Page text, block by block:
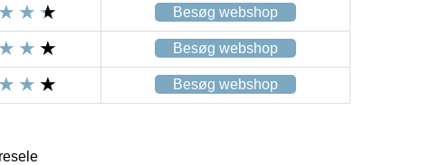
Besøg webshop
Besøg webshop
Besøg webshop